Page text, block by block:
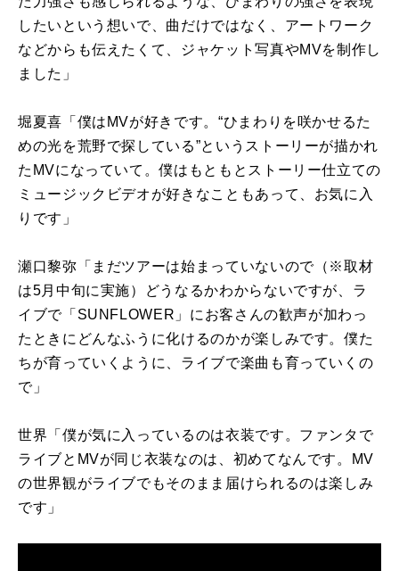
したいという想いで、曲だけではなく、アートワーク
などからも伝えたくて、ジャケット写真やMVを制作し
ました」
堀夏喜「僕は MVが好きです。“ひまわりを咲かせるた
めの光を荒野で探している”というストーリーが描かれ
た MVになっていて。僕はもともとストーリー仕立ての
ミュージックビデオが好きなこともあって、お気に入
りです」
瀬口黎弥「まだツアーは始まっていないので（※取材
は5月中旬に実施）どうなるかわからないですが、ラ
イブで「 SUNFLOWER 」にお客さんの歓声が加わっ
たときにどんなふうに化けるのかが楽しみです。僕た
ちが育っていくように、ライブで楽曲も育っていくの
で」
世界「僕が気に入っているのは衣装です。ファンタで
ライブと MVが同じ衣装なのは、初めてなんです。
MV
の世界観がライブでもそのまま届けられるのは楽しみ
です」